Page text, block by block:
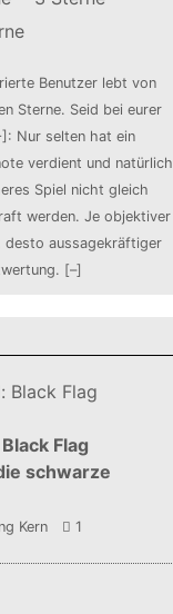
Benutzer lebt von
Sterne. Seid bei eurer
: Nur selten hat ein
verdient und natürlich
Spiel nicht gleich
werden. Je objektiver
desto aussagekräftiger
[–]
Flag
schwarze
Kern 1